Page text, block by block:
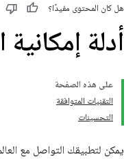
هل كان المحتوى مفيدًا؟
أدلة
على هذه الصفحة
التقنيات المتوافقة
التحسينات
يمكن لتطبيقك التواصل مع